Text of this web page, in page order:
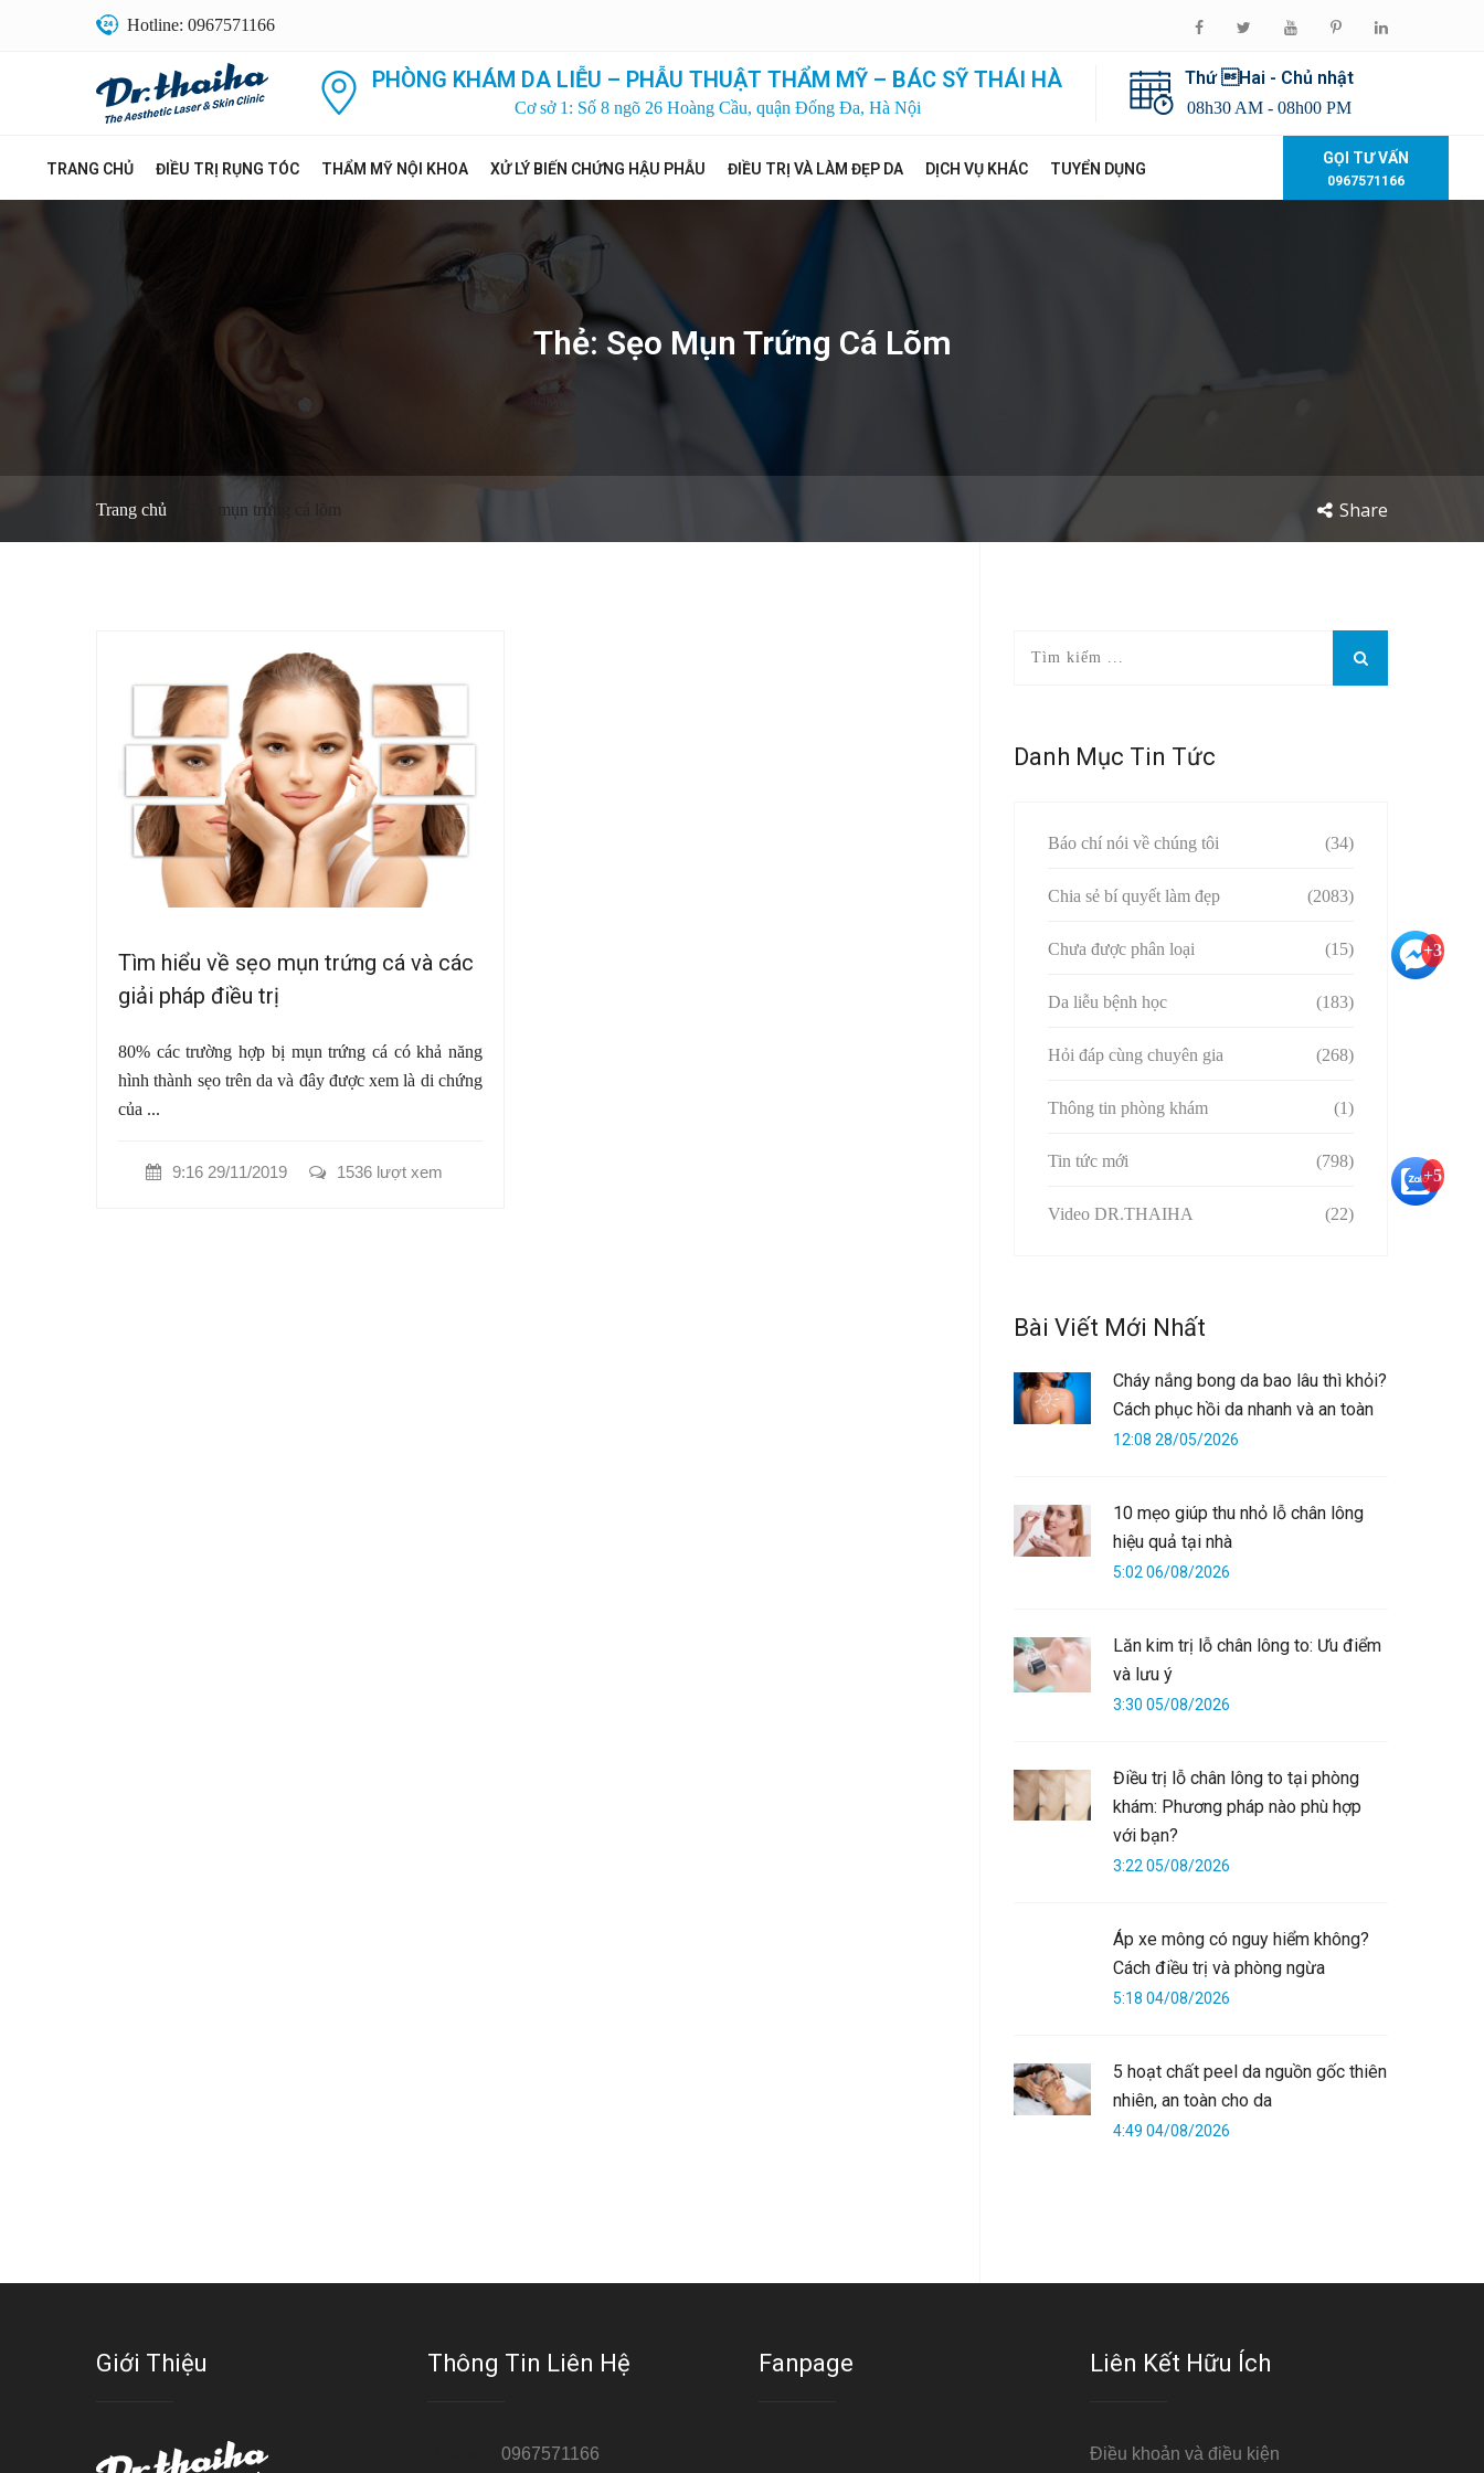
Hotline: 0967571166
PHÒNG KHÁM DA LIỄU – PHẪU THUẬT THẨM MỸ – BÁC SỸ THÁI HÀ
Cơ sở 1: Số 8 ngõ 26 Hoàng Cầu, quận Đống Đa, Hà Nội
Thứ Hai - Chủ nhật
08h30 AM - 08h00 PM
TRANG CHỦ ĐIỀU TRỊ RỤNG TÓC THẨM MỸ NỘI KHOA XỬ LÝ BIẾN CHỨNG HẬU PHẪU ĐIỀU TRỊ VÀ LÀM ĐẸP DA DỊCH VỤ KHÁC TUYỂN DỤNG
GỌI TƯ VẤN
0967571166
Thẻ: Sẹo Mụn Trứng Cá Lõm
Trang chủ Sẹo mụn trứng cá lõm Share
Tìm hiểu về sẹo mụn trứng cá và các
giải pháp điều trị
80% các trường hợp bị mụn trứng cá có khả năng
hình thành sẹo trên da và đây được xem là di chứng
của ...
9:16 29/11/2019 1536 lượt xem
Danh Mục Tin Tức
Báo chí nói về chúng tôi (34)
Chia sẻ bí quyết làm đẹp (2083)
Chưa được phân loại (15)
Da liễu bệnh học (183)
Hỏi đáp cùng chuyên gia (268)
Thông tin phòng khám (1)
Tin tức mới (798)
Video DR.THAIHA (22)
Bài Viết Mới Nhất
Cháy nắng bong da bao lâu thì khỏi?
Cách phục hồi da nhanh và an toàn
12:08 28/05/2026
10 mẹo giúp thu nhỏ lỗ chân lông
hiệu quả tại nhà
5:02 06/08/2026
Lăn kim trị lỗ chân lông to: Ưu điểm
và lưu ý
3:30 05/08/2026
Điều trị lỗ chân lông to tại phòng
khám: Phương pháp nào phù hợp
với bạn?
3:22 05/08/2026
Áp xe mông có nguy hiểm không?
Cách điều trị và phòng ngừa
5:18 04/08/2026
5 hoạt chất peel da nguồn gốc thiên
nhiên, an toàn cho da
4:49 04/08/2026
Giới Thiệu Thông Tin Liên Hệ
0967571166
Fanpage Liên Kết Hữu Ích
Điều khoản và điều kiện
+3
+5